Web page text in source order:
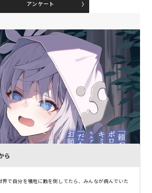
アンケート
ら
界で自分を犠牲に敵を倒してたら、みんなが病んでいた